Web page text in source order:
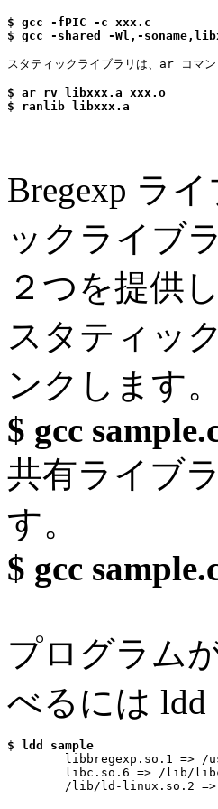
$ gcc -fPIC -c xxx.c
$ gcc -shared -Wl,-
$ ar rv libxxx.a xxx.o
$ ranlib libxxx.a
Bregexp ラ
ックライブ
２つを提供
スタティッ
ンクします。
$ gcc
共有ライブ
す。
$ gcc
プログラム
べるには
$ ldd sample
libbregexp.so.1 => /usr/
libc.so.6 => /lib/